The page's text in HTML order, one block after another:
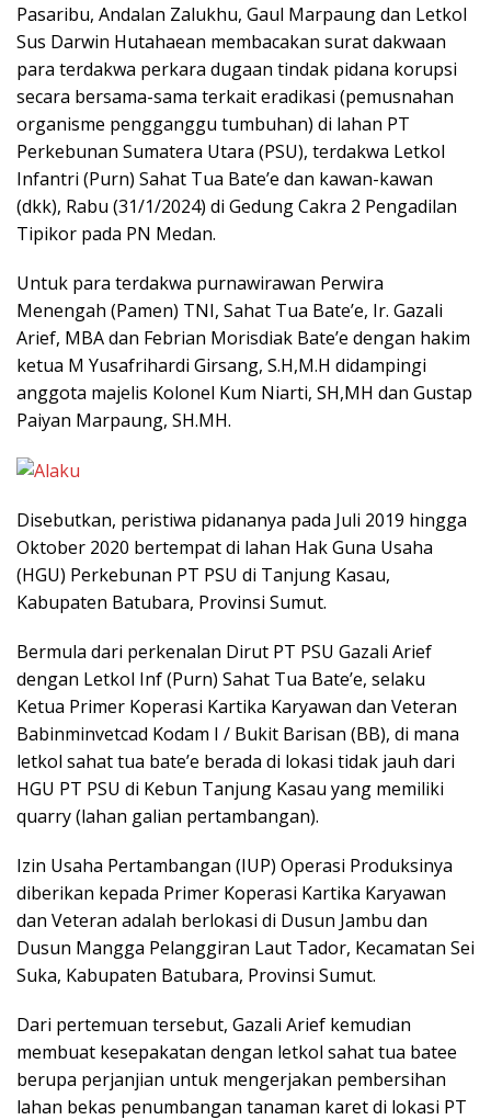
Pasaribu, Andalan Zalukhu, Gaul Marpaung dan Letkol
Sus Darwin Hutahaean membacakan surat dakwaan
para terdakwa perkara dugaan tindak pidana korupsi
secara bersama-sama terkait eradikasi (pemusnahan
organisme pengganggu tumbuhan) di lahan PT
Perkebunan Sumatera Utara (PSU), terdakwa Letkol
Infantri (Purn) Sahat Tua Bate’e dan kawan-kawan
(dkk), Rabu (31/1/2024) di Gedung Cakra 2 Pengadilan
Tipikor pada PN Medan.
Untuk para terdakwa purnawirawan Perwira
Menengah (Pamen) TNI, Sahat Tua Bate’e, Ir. Gazali
Arief, MBA dan Febrian Morisdiak Bate’e dengan hakim
ketua M Yusafrihardi Girsang, S.H,M.H didampingi
anggota majelis Kolonel Kum Niarti, SH,MH dan Gustap
Paiyan Marpaung, SH.MH.
Disebutkan, peristiwa pidananya pada Juli 2019 hingga
Oktober 2020 bertempat di lahan Hak Guna Usaha
(HGU) Perkebunan PT PSU di Tanjung Kasau,
Kabupaten Batubara, Provinsi Sumut.
Bermula dari perkenalan Dirut PT PSU Gazali Arief
dengan Letkol Inf (Purn) Sahat Tua Bate’e, selaku
Ketua Primer Koperasi Kartika Karyawan dan Veteran
Babinminvetcad Kodam I / Bukit Barisan (BB), di mana
letkol sahat tua bate’e berada di lokasi tidak jauh dari
HGU PT PSU di Kebun Tanjung Kasau yang memiliki
quarry (lahan galian pertambangan).
Izin Usaha Pertambangan (IUP) Operasi Produksinya
diberikan kepada Primer Koperasi Kartika Karyawan
dan Veteran adalah berlokasi di Dusun Jambu dan
Dusun Mangga Pelanggiran Laut Tador, Kecamatan Sei
Suka, Kabupaten Batubara, Provinsi Sumut.
Dari pertemuan tersebut, Gazali Arief kemudian
membuat kesepakatan dengan letkol sahat tua batee
berupa perjanjian untuk mengerjakan pembersihan
lahan bekas penumbangan tanaman karet di lokasi PT